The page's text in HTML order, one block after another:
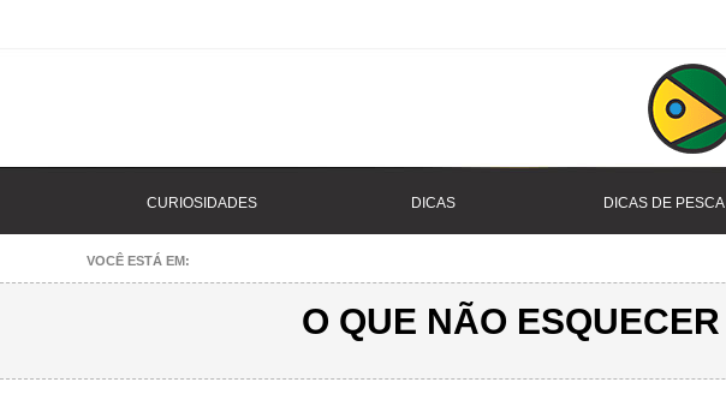
CURIOSIDADES DICAS DICAS DE PESCA
VOCÊ ESTÁ EM:
O QUE NÃO